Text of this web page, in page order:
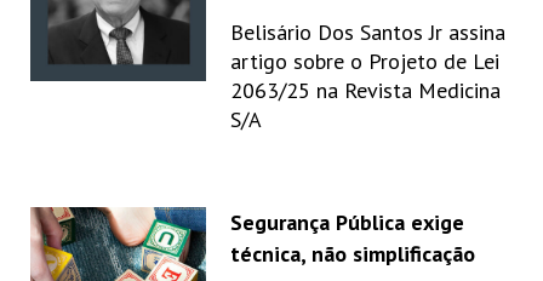
Belisário Dos Santos Jr assina
artigo sobre o Projeto de Lei
2063/25 na Revista Medicina
S/A
Segurança Pública exige
técnica, não simplificação